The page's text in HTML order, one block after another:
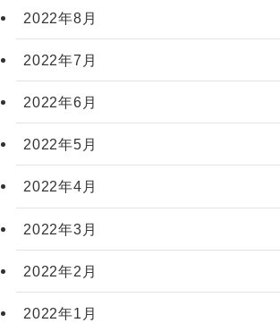
2022年8月
2022年7月
2022年6月
2022年5月
2022年4月
2022年3月
2022年2月
2022年1月